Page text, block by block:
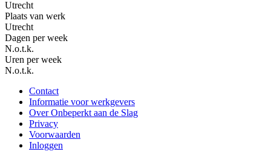
Utrecht
Plaats van werk
Utrecht
Dagen per week
N.o.t.k.
Uren per week
N.o.t.k.
Contact
Informatie voor werkgevers
Over Onbeperkt aan de Slag
Privacy
Voorwaarden
Inloggen